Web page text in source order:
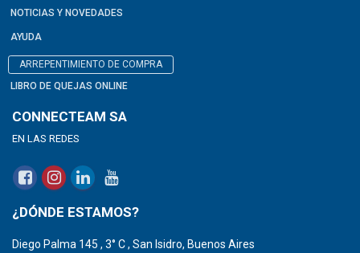
NOTICIAS Y NOVEDADES
AYUDA
ARREPENTIMIENTO DE COMPRA
LIBRO DE QUEJAS ONLINE
CONNECTEAM SA
EN LAS REDES
¿DÓNDE ESTAMOS?
Diego Palma 145 , 3° C , San Isidro, Buenos Aires